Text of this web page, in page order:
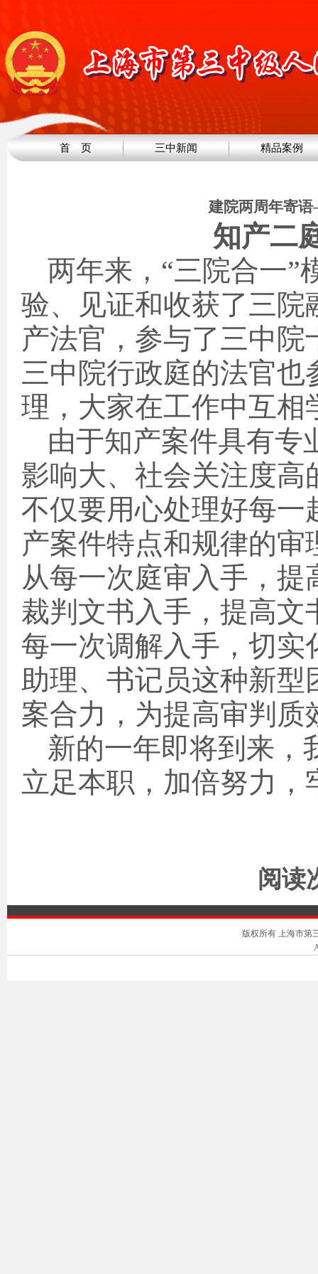
首 页 三中新闻 精品案例
建院两周年寄
知产二
两年来，“三院合一”
验、见证和收获了三院
产法官，参与了三中
三中院行政庭的法官
理，大家在工作中互相
由于知产案件具有专
影响大、社会关注度
不仅要用心处理好每一
产案件特点和规律的
从每一次庭审入手，
裁判文书入手，提高
每一次调解入手，切实
助理、书记员这种新型
案合力，为提高审判质
新的一年即将到来，
立足本职，加倍努力
阅读
版权所有 上海市第